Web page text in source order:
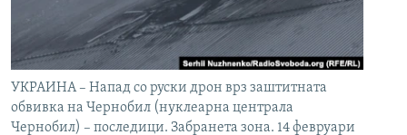
УКРАИНА – Напад со руски дрон врз заштитната
обвивка на Чернобил (нуклеарна централа
Чернобил) – последици. Забранета зона. 14 февруари